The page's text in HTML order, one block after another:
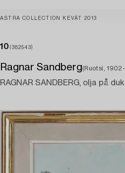
ASTRA COLLECTION KEVÄT 2013
10 (382543)
Ragnar Sandberg(Ruotsi,
RAGNAR SANDBERG, olja på